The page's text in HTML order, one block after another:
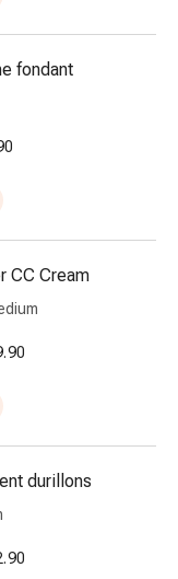
fondant
CC Cream
durillons